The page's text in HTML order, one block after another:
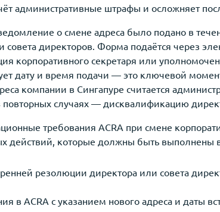
административные штрафы и осложняет
о смене адреса было подано в
директоров. Форма подаётся через
корпоративного секретаря или
дату и время подачи — это ключевой
компании в Сингапуре считается
повторных случаях — дисквалификацию
требования ACRA при смене
действий, которые должны быть выполнены
резолюции директора или совета
в ACRA с указанием нового адреса и даты